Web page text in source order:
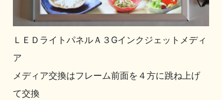
ＬＥＤライトパネルＡ３Gインクジェットメディ
ア
メディア交換はフレーム前面を４方に跳ね上げ
て交換